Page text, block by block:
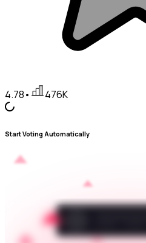
4.78• 476K
Start Voting Automatically